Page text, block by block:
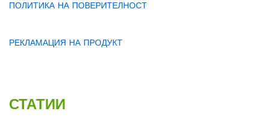
ПОЛИТИКА НА ПОВЕРИТЕЛНОСТ
РЕКЛАМАЦИЯ НА ПРОДУКТ
СТАТИИ